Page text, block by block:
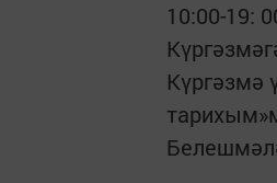
10:00-19:
Күргәзмә